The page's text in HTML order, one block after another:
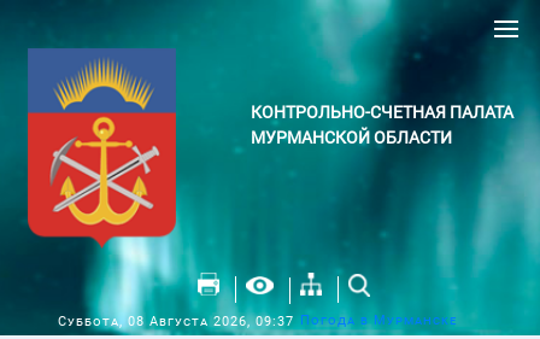
КОНТРОЛЬНО-СЧЕТНАЯ ПАЛАТА
МУРМАНСКОЙ ОБЛАСТИ
Суббота, 08 Августа 2026, 09:37 Погода в Мурманске